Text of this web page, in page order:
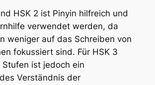
HSK 2 ist Pinyin hilfreich und
verwendet werden, da
weniger auf das Schreiben von
fokussiert sind. Für HSK 3
Stufen ist jedoch ein
Verständnis der